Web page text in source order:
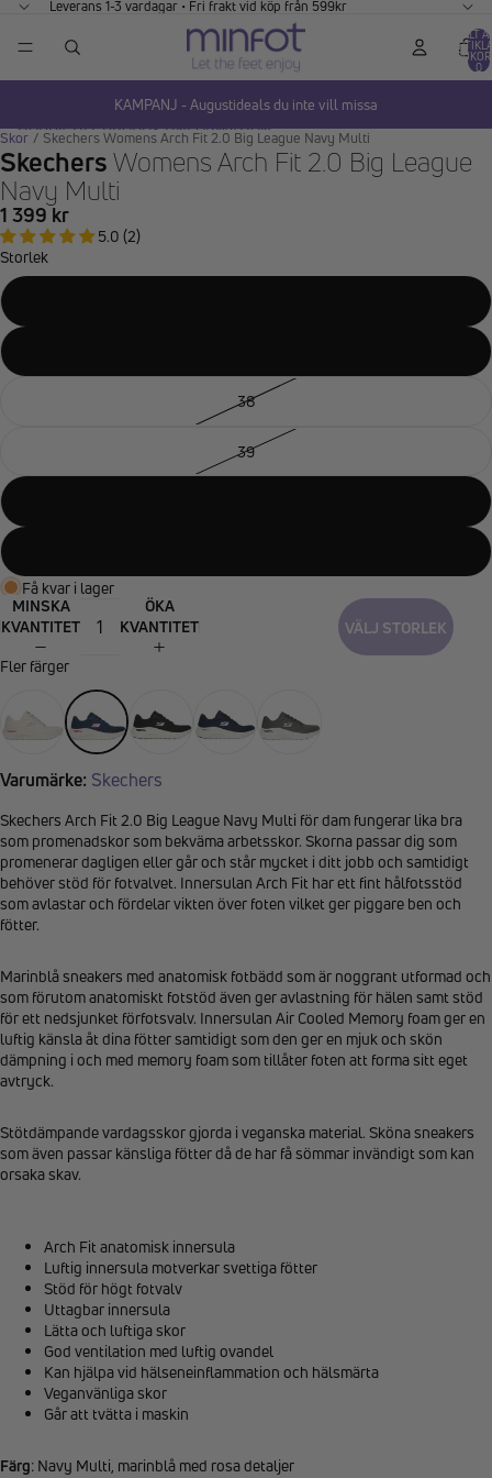
Leverans 1-3 vardagar • Fri frakt vid köp från 599kr
TOTALT
0
KAMPANJ - Augustideals du inte vill missa
HOPPA TILL PRODUKTINFORMATION
Skor / Skechers Womens Arch Fit 2.0 Big League Navy Multi
SkechersWomens Arch Fit 2.0 Big League
Navy Multi
1 399 kr
5.0 (2)
Storlek
38
39
Få kvar i lager
MINSKA
KVANTITET
ÖKA
KVANTITET
VÄLJ STORLEK
Fler färger
Varumärke: Skechers
Skechers Arch Fit 2.0 Big League Navy Multi för dam fungerar lika bra
som promenadskor som bekväma arbetsskor. Skorna passar dig som
promenerar dagligen eller går och står mycket i ditt jobb och samtidigt
behöver stöd för fotvalvet. Innersulan Arch Fit har ett fint hålfotsstöd
som avlastar och fördelar vikten över foten vilket ger piggare ben och
fötter.
Marinblå sneakers med anatomisk fotbädd som är noggrant utformad och
som förutom anatomiskt fotstöd även ger avlastning för hälen samt stöd
för ett nedsjunket förfotsvalv. Innersulan Air Cooled Memory foam ger en
luftig känsla åt dina fötter samtidigt som den ger en mjuk och skön
dämpning i och med memory foam som tillåter foten att forma sitt eget
avtryck.
Stötdämpande vardagsskor gjorda i veganska material. Sköna sneakers
som även passar känsliga fötter då de har få sömmar invändigt som kan
orsaka skav.
Arch Fit anatomisk innersula
Luftig innersula motverkar svettiga fötter
Stöd för högt fotvalv
Uttagbar innersula
Lätta och luftiga skor
God ventilation med luftig ovandel
Kan hjälpa vid hälseneinflammation och hälsmärta
Veganvänliga skor
Går att tvätta i maskin
Färg: Navy Multi, marinblå med rosa detaljer